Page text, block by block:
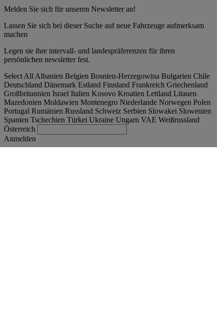
Melden Sie sich für unseren Newsletter an!
Lassen Sie sich bei dieser Suche auf neue Fahrzeuge aufmerksam
machen
Legen sie ihre intervall- und landespräferenzen für ihren
persönlichen newsletter fest.
Select All Albanien Belgien Bosnien-Herzegowina Bulgarien Chile
Deutschland Dänemark Estland Finnland Frankreich Griechenland
Großbritannien Israel Italien Kosovo Kroatien Lettland Litauen
Mazedonien Moldawien Montenegro Niederlande Norwegen Polen
Portugal Rumänien Russland Schweiz Serbien Slowakei Slowenien
Spanien Tschechien Türkei Ukraine Ungarn VAE Weißrussland
Österreich
Anmelden